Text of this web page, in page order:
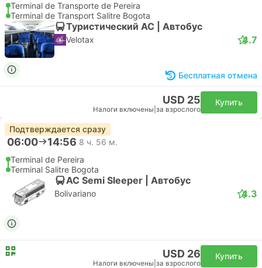
Terminal de Transporte de Pereira
Terminal de Transport Salitre Bogota
Туристический AC | Автобус
Velotax 4.7
Бесплатная отмена
USD 25
Налоги включены за взрослого
Купить
Подтверждается сразу
06:00 14:56 8 ч. 56 м.
Terminal de Pereira
Terminal Salitre Bogota
AC Semi Sleeper | Автобус
Bolivariano 4.3
USD 26
Налоги включены за взрослого
Купить